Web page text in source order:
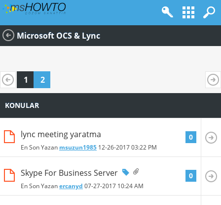
Microsoft OCS & Lync
1 2
KONULAR
lync meeting yaratma
En Son Yazan msuzun1985 12-26-201703:22 PM
0
Skype For Business Server
En Son Yazanercanyd 07-27-2017 10:24 AM
0